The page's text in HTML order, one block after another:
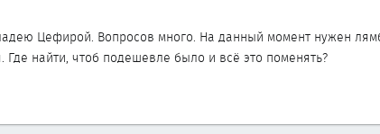
Цефирой. Вопросов много. На данный момент нужен
Где найти, чтоб подешевле было и всё это поменять?